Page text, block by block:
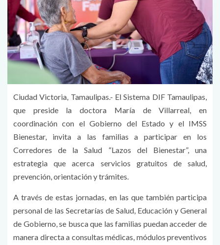
Ciudad Victoria, Tamaulipas.- El Sistema DIF Tamaulipas,
que preside la doctora María de Villarreal, en
coordinación con el Gobierno del Estado y el IMSS
Bienestar, invita a las familias a participar en los
Corredores de la Salud “Lazos del Bienestar”, una
estrategia que acerca servicios gratuitos de salud,
prevención, orientación y trámites.
A través de estas jornadas, en las que también participa
personal de las Secretarías de Salud, Educación y General
de Gobierno, se busca que las familias puedan acceder de
manera directa a consultas médicas, módulos preventivos